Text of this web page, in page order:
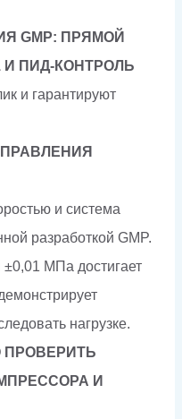
GMP: ПРЯМОЙ
ПИД-КОНТРОЛЬ
и гарантируют
и система
разработкой GMP.
МПа достигает
нагрузке.
ПРОВЕРИТЬ
И